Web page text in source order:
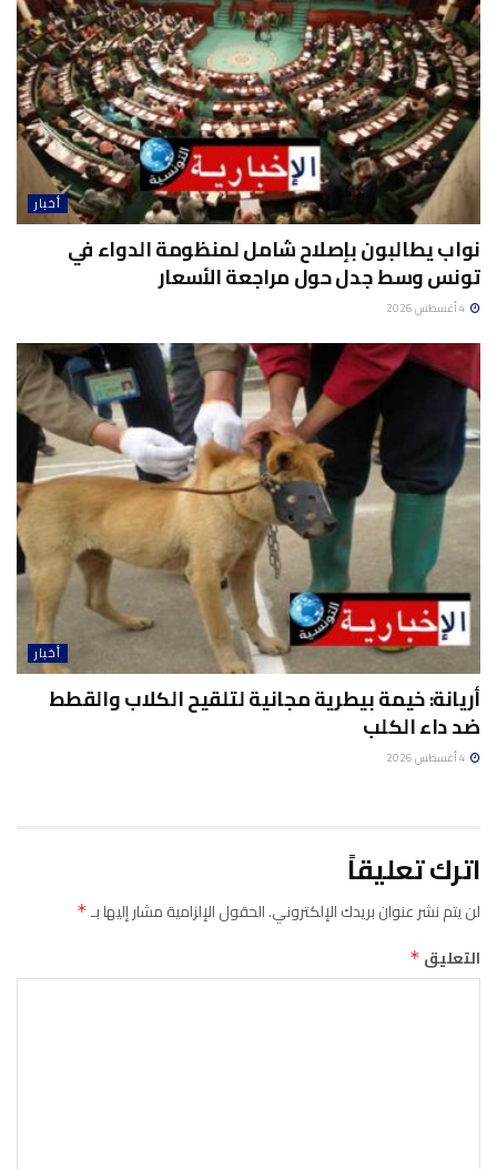
أخبار
نواب يطالبون بإصلاح شامل لمنظومة الدواء في
تونس وسط جدل حول مراجعة الأسعار
أخبار
أريانة: خيمة بيطرية مجانية لتلقيح الكلاب والقطط
ضد داء الكلب
اترك تعليقاً
لن يتم نشر عنوان بريدك الإلكتروني.الحقول الإلزامية مشار إليها بـ*
التعليق *